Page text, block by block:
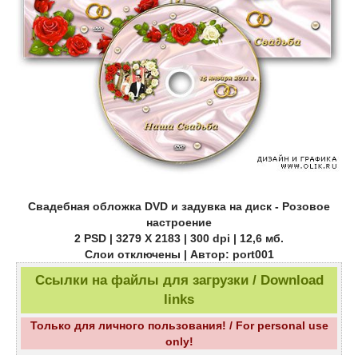
Свадебная обложка DVD и задувка на диск - Розовое
настроение
2 PSD | 3279 Х 2183 | 300 dpi | 12,6 мб.
Слои отключены | Автор: port001
Ссылки на файлы для загрузки / Download
links
Только для личного пользования! / For personal use
only!